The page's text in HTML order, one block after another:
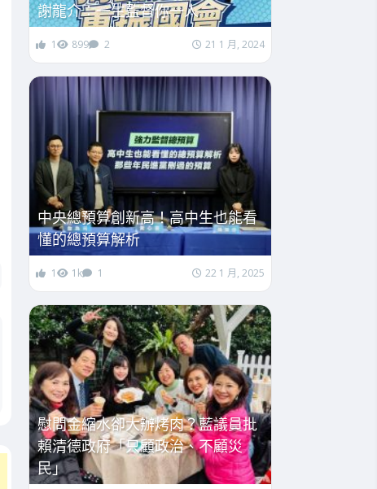
謝龍介：一生監督你一人
1 899 2 21 1 月, 2024
中央總預算創新高！高中生也能看
懂的總預算解析
1 1k 1 22 1 月, 2025
慰問金縮水卻大辦烤肉？藍議員批
賴清德政府「只顧政治、不顧災
民」